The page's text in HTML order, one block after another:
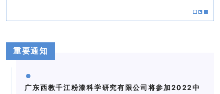
重要通知
广东西教千江粉漆科学研究有限公司将参加2022中